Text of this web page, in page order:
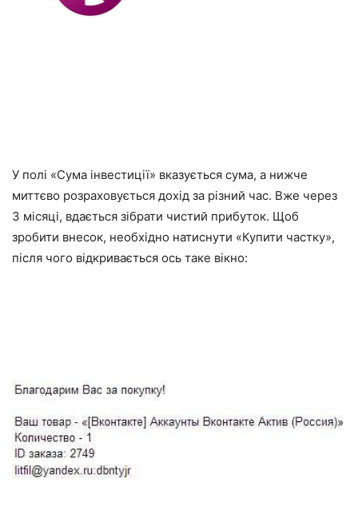
У полі «Сума інвестиції» вказується сума, а нижче
миттєво розраховується дохід за різний час. Вже через
3 місяці, вдається зібрати чистий прибуток. Щоб
зробити внесок, необхідно натиснути «Купити частку»,
після чого відкривається ось таке вікно: